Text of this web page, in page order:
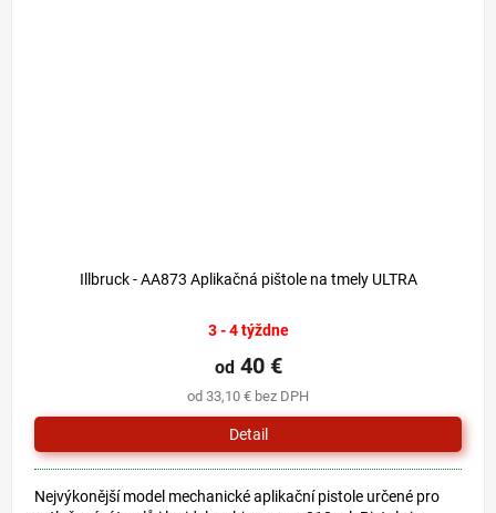
Illbruck - AA873 Aplikačná pištole na tmely ULTRA
3 - 4 týždne
od 33,10 € bez DPH
od40 €
Detail
Nejvýkonější model mechanické aplikační pistole určené pro